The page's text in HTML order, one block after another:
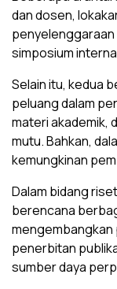
dan dosen,
penyelenggaraan
simposium
Selain itu, kedua
peluang dalam
materi akademik,
mutu. Bahkan,
kemungkinan
Dalam bidang
berencana
penerbitan
sumber daya